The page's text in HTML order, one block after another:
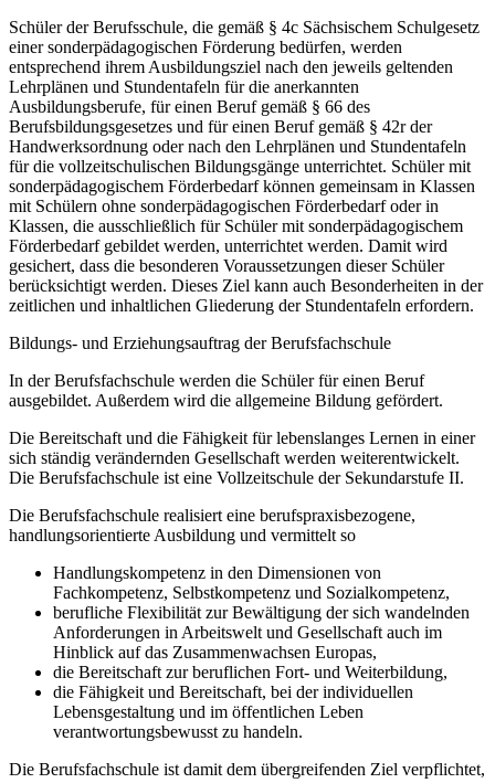
Schüler der Berufsschule, die gemäß § 4c Sächsischem Schulgesetz
einer sonderpädagogischen Förderung bedürfen, werden
entsprechend ihrem Ausbildungsziel nach den jeweils geltenden
Lehrplänen und Stundentafeln für die anerkannten
Ausbildungsberufe, für einen Beruf gemäß § 66 des
Berufsbildungsgesetzes und für einen Beruf gemäß § 42r der
Handwerksordnung oder nach den Lehrplänen und Stundentafeln
für die vollzeitschulischen Bildungsgänge unterrichtet. Schüler mit
sonderpädagogischem Förderbedarf können gemeinsam in Klassen
mit Schülern ohne sonderpädagogischen Förderbedarf oder in
Klassen, die ausschließlich für Schüler mit sonderpädagogischem
Förderbedarf gebildet werden, unterrichtet werden. Damit wird
gesichert, dass die besonderen Voraussetzungen dieser Schüler
berücksichtigt werden. Dieses Ziel kann auch Besonderheiten in der
zeitlichen und inhaltlichen Gliederung der Stundentafeln erfordern.
Bildungs- und Erziehungsauftrag der Berufsfachschule
In der Berufsfachschule werden die Schüler für einen Beruf
ausgebildet. Außerdem wird die allgemeine Bildung gefördert.
Die Bereitschaft und die Fähigkeit für lebenslanges Lernen in einer
sich ständig verändernden Gesellschaft werden weiterentwickelt.
Die Berufsfachschule ist eine Vollzeitschule der Sekundarstufe II.
Die Berufsfachschule realisiert eine berufspraxisbezogene,
handlungsorientierte Ausbildung und vermittelt so
Handlungskompetenz in den Dimensionen von
Fachkompetenz, Selbstkompetenz und Sozialkompetenz,
berufliche Flexibilität zur Bewältigung der sich wandelnden
Anforderungen in Arbeitswelt und Gesellschaft auch im
Hinblick auf das Zusammenwachsen Europas,
die Bereitschaft zur beruflichen Fort- und Weiterbildung,
die Fähigkeit und Bereitschaft, bei der individuellen
Lebensgestaltung und im öffentlichen Leben
verantwortungsbewusst zu handeln.
Die Berufsfachschule ist damit dem übergreifenden Ziel verpflichtet,